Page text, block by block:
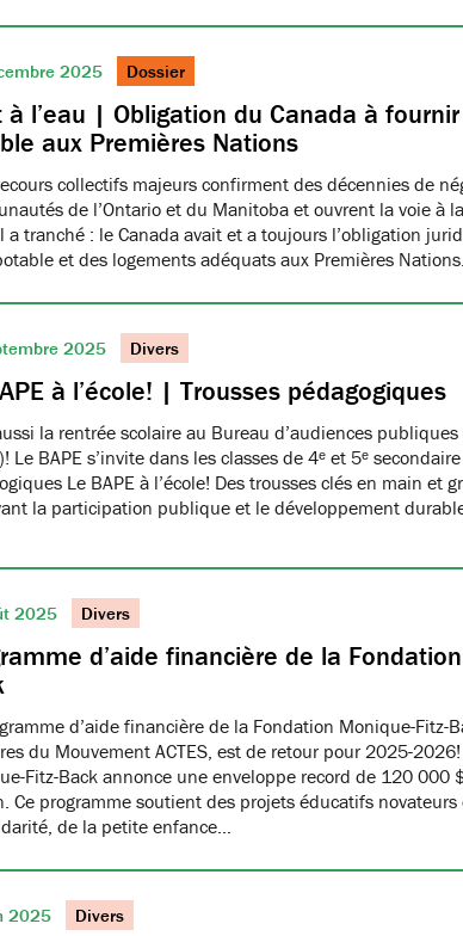
2025 Dossier
à l’eau | Obligation du Canada à fournir
aux Premières Nations
collectifs majeurs confirment des décennies de
de l’Ontario et du Manitoba et ouvrent la voie à
a tranché : le Canada avait et a toujours l’obligation
et des logements adéquats aux Premières
2025 Divers
à l’école! | Trousses pédagogiques
la rentrée scolaire au Bureau d’audiences
Le BAPE s’invite dans les classes de 4ᵉ et 5ᵉ
Le BAPE à l’école! Des trousses clés en main et
la participation publique et le développement
2025 Divers
d’aide financière de la
d’aide financière de la Fondation Monique-Fitz-
du Mouvement ACTES, est de retour pour 2025-
Fitz-Back annonce une enveloppe record de 120 000
Ce programme soutient des projets éducatifs
de la petite enfance…
2025 Divers